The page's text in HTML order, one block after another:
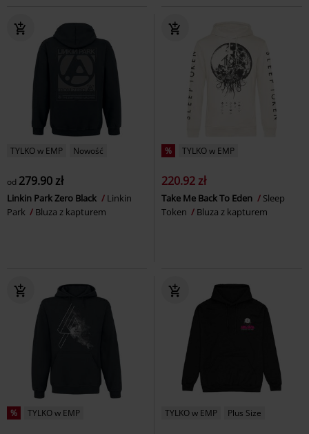
TYLKO w EMP Nowość
od 279.90 zł
Linkin Park Zero Black
Linkin
Park
Bluza z kapturem
% TYLKO w EMP
220.92 zł
Take Me Back To Eden
Sleep
Token
Bluza z kapturem
% TYLKO w EMP TYLKO w EMP Plus Size